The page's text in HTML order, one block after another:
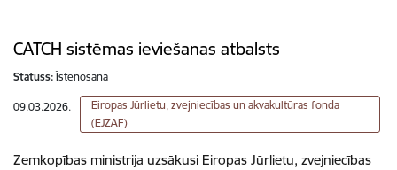
CATCH sistēmas ieviešanas atbalsts
Statuss: Īstenošanā
09.03.2026.
Eiropas Jūrlietu, zvejniecības un akvakultūras fonda
(EJZAF)
Zemkopības ministrija uzsākusi Eiropas Jūrlietu, zvejniecības